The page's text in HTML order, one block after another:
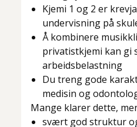
Kjemi 1 og 2 er
undervisning på
Å kombinere
privatistkjemi kan gi
arbeidsbelastning
Du treng gode
medisin og
Mange klarer dette,
svært god struktur